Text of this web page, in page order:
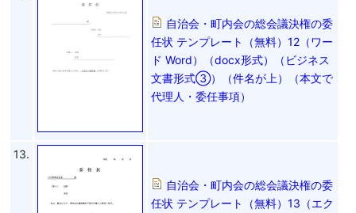
自治会・町内会の総会議決権の委
任状 テンプレート（無料）12（ワー
ド Word）（docx形式）（ビジネス
文書形式③）（件名が上）（本文で
代理人・委任事項）
13.
自治会・町内会の総会議決権の委
任状 テンプレート（無料）13（エク